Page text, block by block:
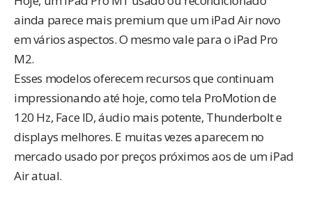
ainda parece mais premium que um iPad Air novo
em vários aspectos. O mesmo vale para o iPad Pro
M2.
Esses modelos oferecem recursos que continuam
impressionando até hoje, como tela ProMotion de
120 Hz, Face ID, áudio mais potente, Thunderbolt e
displays melhores. E muitas vezes aparecem no
mercado usado por preços próximos aos de um iPad
Air atual.